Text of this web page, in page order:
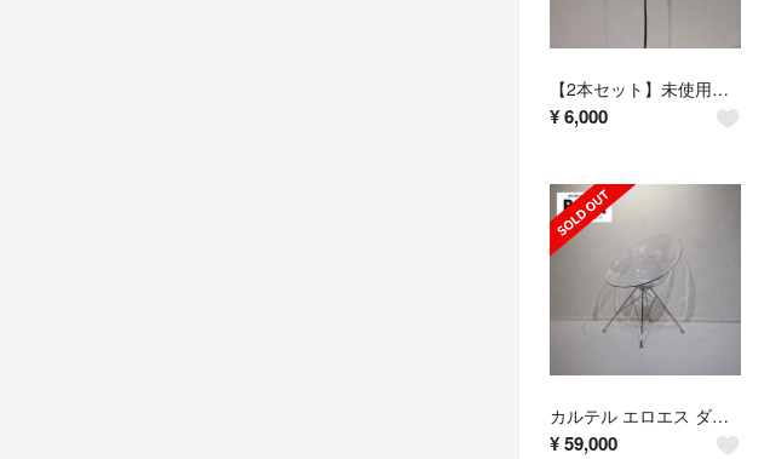
【2本セット】未使用品 エルックス ヴィータ スピナー コードアジャスター
¥6,000
カルテル エロエス ダイニングチェア 椅子 チェア イタリア製
¥59,000